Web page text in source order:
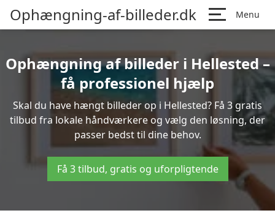
Ophængning-af-billeder.dk Menu
Ophængning af billeder i Hellested –
få professionel hjælp
Skal du have hængt billeder op i Hellested? Få 3 gratis
tilbud fra lokale håndværkere og vælg den løsning, der
passer bedst til dine behov.
Få 3 tilbud, gratis og uforpligtende